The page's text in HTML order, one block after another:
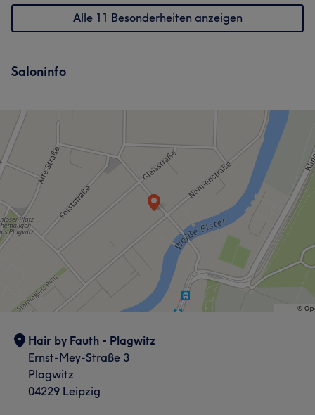
Alle 11 Besonderheiten anzeigen
Saloninfo
Hair by Fauth - Plagwitz
Ernst-Mey-Straße 3
Plagwitz
04229 Leipzig